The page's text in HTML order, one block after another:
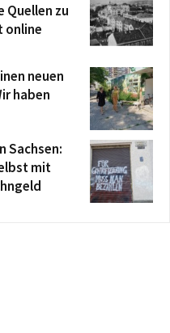
Quellen zu
online
neuen
haben
Sachsen:
mit